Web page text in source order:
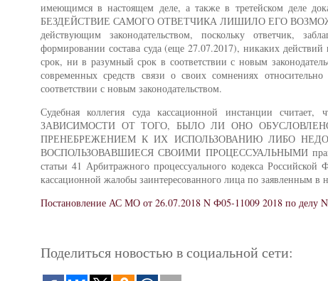
имеющимся в настоящем деле, а также в третейском
БЕЗДЕЙСТВИЕ САМОГО ОТВЕТЧИКА ЛИШИЛО ЕГО
действующим законодательством, поскольку ответчик,
формировании состава суда (еще 27.07.2017), никаких
срок, ни в разумный срок в соответствии с новым
современных средств связи о своих сомнениях
соответствии с новым законодательством.
Судебная коллегия суда кассационной инстанции
ЗАВИСИМОСТИ ОТ ТОГО, БЫЛО ЛИ ОНО
ПРЕНЕБРЕЖЕНИЕМ К ИХ ИСПОЛЬЗОВАНИЮ ЛИБО
ВОСПОЛЬЗОВАВШИЕСЯ СВОИМИ ПРОЦЕССУАЛЬНЫМИ правами
статьи 41 Арбитражного процессуального кодекса
кассационной жалобы заинтересованного лица по заявленным в
Постановление АС МО от 26.07.2018 N Ф05-11009 2018 по делу
Поделиться новостью в социальной сети: